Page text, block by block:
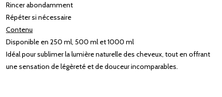
Rincer abondamment
Répéter si nécessaire
Contenu
Disponible en 250 ml, 500 ml et 1000 ml
Idéal pour sublimer la lumière naturelle des cheveux, tout en offrant
une sensation de légèreté et de douceur incomparables.